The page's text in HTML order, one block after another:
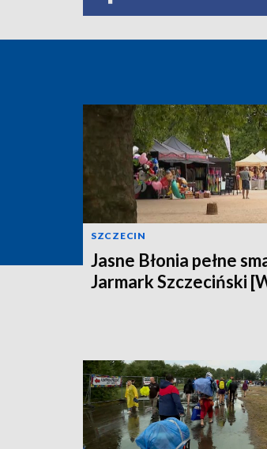
SZCZECIN
Jasne Błonia pełne
Jarmark Szczeciński